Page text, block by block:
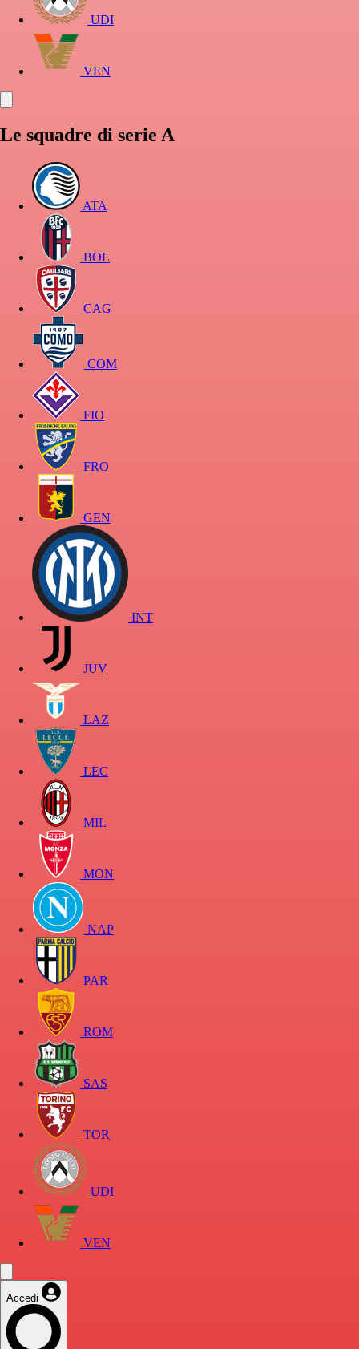
UDI
VEN
Le squadre di serie A
ATA
BOL
CAG
COM
FIO
FRO
GEN
INT
JUV
LAZ
LEC
MIL
MON
NAP
PAR
ROM
SAS
TOR
UDI
VEN
Accedi